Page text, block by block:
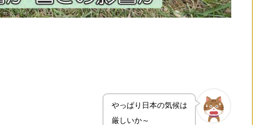
やっぱり日本の気候は
厳しいか～